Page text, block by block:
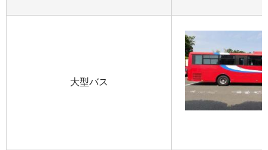
大型バス